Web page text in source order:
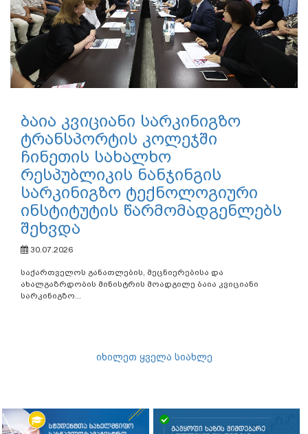
ბაია კვიციანი სარკინიგზო
ტრანსპორტის კოლეჯში
ჩინეთის სახალხო
რესპუბლიკის ნანჯინგის
სარკინიგზო ტექნოლოგიური
ინსტიტუტის წარმომადგენლებს
შეხვდა
30.07.2026
საქართველოს განათლების, მეცნიერებისა და
ახალგაზრდობის მინისტრის მოადგილე ბაია კვიციანი
სარკინიგზო...
იხილეთ ყველა სიახლე